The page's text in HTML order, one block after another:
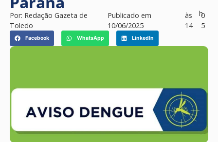
Por: Redação Gazeta de
Toledo
Publicado em
10/06/2025
às
14
h0
5
Facebook WhatsApp LinkedIn